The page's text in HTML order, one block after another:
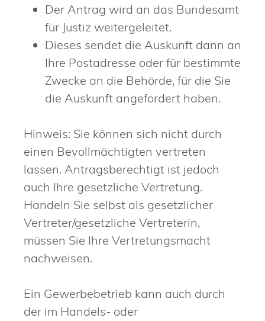
Der Antrag wird an das Bundesamt
für Justiz weitergeleitet.
Dieses sendet die Auskunft dann an
Ihre Postadresse oder für bestimmte
Zwecke an die Behörde, für die Sie
die Auskunft angefordert haben.
Hinweis: Sie können sich nicht durch
einen Bevollmächtigten vertreten
lassen. Antragsberechtigt ist jedoch
auch Ihre gesetzliche Vertretung.
Handeln Sie selbst als gesetzlicher
Vertreter/gesetzliche Vertreterin,
müssen Sie Ihre Vertretungsmacht
nachweisen.
Ein Gewerbebetrieb kann auch durch
der im Handels- oder